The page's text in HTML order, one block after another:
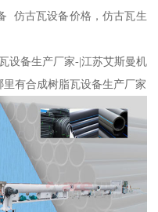
仿古瓦设备价格，仿古瓦生
设备生产厂家-|江苏艾斯曼机
有合成树脂瓦设备生产厂家